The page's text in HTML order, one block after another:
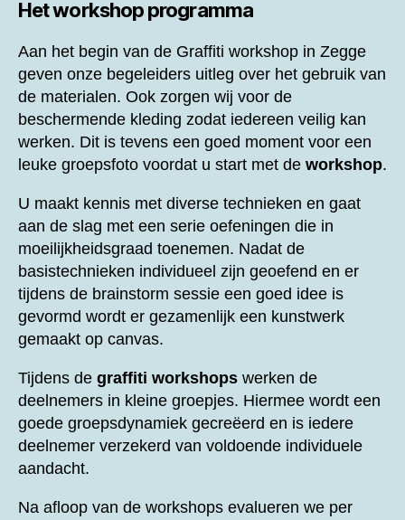
Het workshop programma
Aan het begin van de Graffiti workshop in Zegge
geven onze begeleiders uitleg over het gebruik van
de materialen. Ook zorgen wij voor de
beschermende kleding zodat iedereen veilig kan
werken. Dit is tevens een goed moment voor een
leuke groepsfoto voordat u start met de workshop.
U maakt kennis met diverse technieken en gaat
aan de slag met een serie oefeningen die in
moeilijkheidsgraad toenemen. Nadat de
basistechnieken individueel zijn geoefend en er
tijdens de brainstorm sessie een goed idee is
gevormd wordt er gezamenlijk een kunstwerk
gemaakt op canvas.
Tijdens de graffiti workshops werken de
deelnemers in kleine groepjes. Hiermee wordt een
goede groepsdynamiek gecreëerd en is iedere
deelnemer verzekerd van voldoende individuele
aandacht.
Na afloop van de workshops evalueren we per